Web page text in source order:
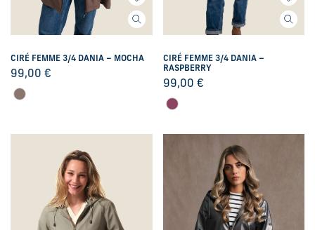
CIRÉ FEMME 3/4 DANIA – MOCHA
99,00 €
CIRÉ FEMME 3/4 DANIA –
RASPBERRY
99,00 €